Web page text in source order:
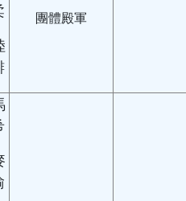
團體殿軍